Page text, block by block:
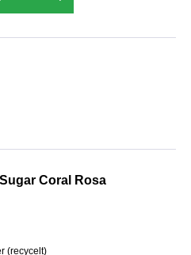
Coral Rosa
(recycelt)